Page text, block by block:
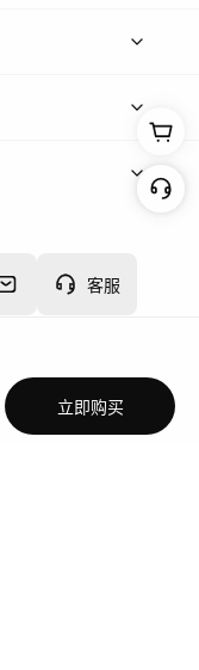
立即购买
客服
蜀ICP备12020238号-4
良信息举报中心